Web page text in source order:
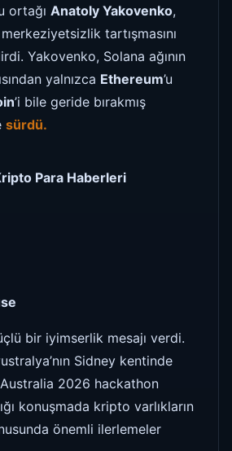
ortağı Anatoly Yakovenko,
tartışmasını
Yakovenko, Solana ağının
yalnızca Ethereum’u
’i bile geride bırakmış
sürdü.
Para Haberleri
bir iyimserlik mesajı verdi.
Sidney kentinde
2026 hackathon
konuşmada kripto varlıkların
önemli ilerlemeler